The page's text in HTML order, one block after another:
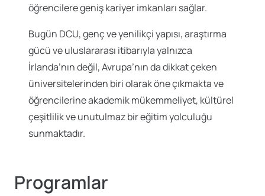
öğrencilere geniş kariyer imkanları sağlar.
Bugün DCU, genç ve yenilikçi yapısı, araştırma
gücü ve uluslararası itibarıyla yalnızca
İrlanda’nın değil, Avrupa’nın da dikkat çeken
üniversitelerinden biri olarak öne çıkmakta ve
öğrencilerine akademik mükemmeliyet, kültürel
çeşitlilik ve unutulmaz bir eğitim yolculuğu
sunmaktadır.
Programlar